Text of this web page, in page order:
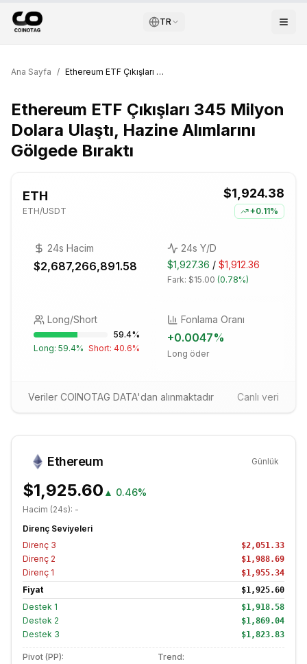
TR
Ana Sayfa / Ethereum ETF Çıkışları 345 Milyon Dolara Ulaştı, Hazine Alımlarını Gölgede Bıraktı
Ethereum ETF Çıkışları 345 Milyon
Dolara Ulaştı, Hazine Alımlarını
Gölgede Bıraktı
ETH
ETH/USDT
$1,924.38
+0.11%
24s Hacim
$2,687,266,891.58
24s Y/D
$1,927.36 / $1,912.36
Fark: $15.00 (0.78%)
Long/Short
59.4%
Long: 59.4% Short: 40.6%
Fonlama Oranı
+0.0047%
Long öder
Veriler COINOTAG DATA'dan alınmaktadır Canlı veri
Ethereum Günlük
$1,925.60 ▲ 0.46%
Hacim (24s): -
Direnç Seviyeleri
Direnç 3 $2,051.33
Direnç 2 $1,988.69
Direnç 1 $1,955.34
Fiyat $1,925.60
Destek 1 $1,918.58
Destek 2 $1,869.04
Destek 3 $1,823.83
Pivot (PP):
Trend: